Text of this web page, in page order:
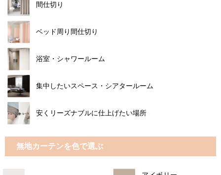
間仕切り
ベッド周り間仕切り
浴室・シャワールーム
集中したいスペース・シアタールーム
安くリーズナブルに仕上げたい場所
無地カーテンを色で選ぶ